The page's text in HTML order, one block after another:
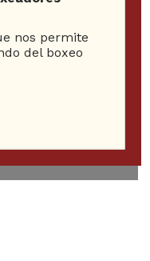
nos permite
del boxeo